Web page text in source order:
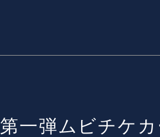
第一弾ムビチケカ